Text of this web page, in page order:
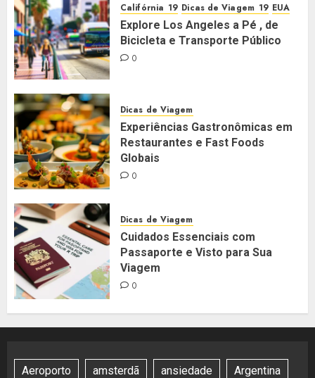
Califórnia Dicas de Viagem EUA
Explore Los Angeles a Pé , de
Bicicleta e Transporte Público
0
Dicas de Viagem
Experiências Gastronômicas em
Restaurantes e Fast Foods
Globais
0
Dicas de Viagem
Cuidados Essenciais com
Passaporte e Visto para Sua
Viagem
0
Aeroporto amsterdã ansiedade Argentina